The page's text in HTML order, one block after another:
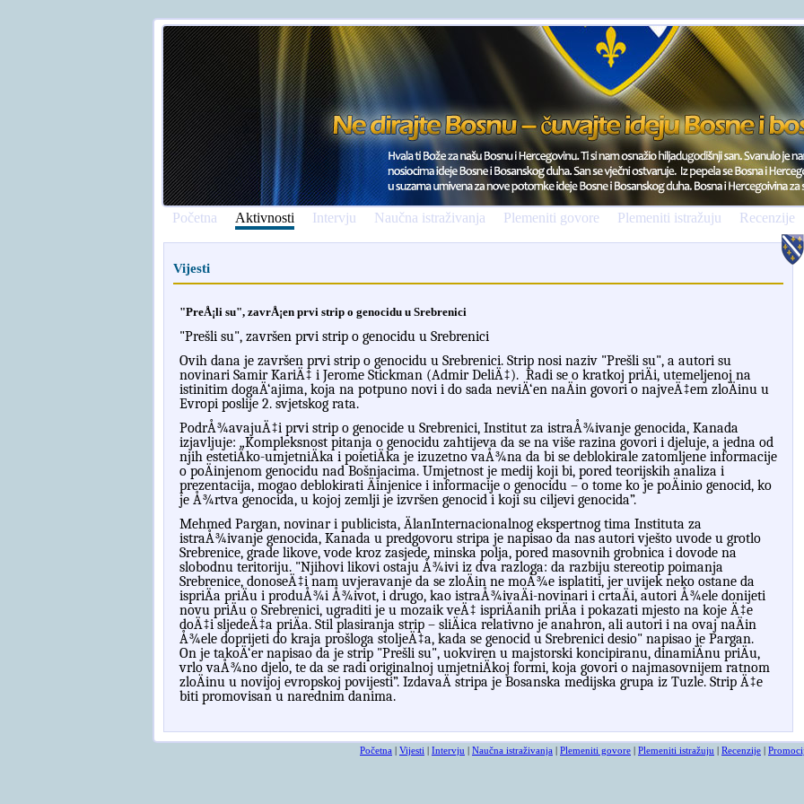
Početna Aktivnosti Intervju Naučna istraživanja Plemeniti govore Plemeniti istražuju Recenzije
Vijesti
"PreÅ¡li su", zavrÅ¡en prvi strip o genocidu u Srebrenici
"Prešli su", završen prvi strip o genocidu u Srebrenici
Ovih dana je završen prvi strip o genocidu u Srebrenici. Strip nosi naziv "Prešli su", a autori su
novinari Samir KariÄ‡ i Jerome Stickman (Admir DeliÄ‡). Radi se o kratkoj priÄi, utemeljenoj na
istinitim dogaÄ‘ajima, koja na potpuno novi i do sada neviÄ‘en naÄin govori o najveÄ‡em zloÄinu u
Evropi poslije 2. svjetskog rata.
PodrÅ¾avajuÄ‡i prvi strip o genocide u Srebrenici, Institut za istraÅ¾ivanje genocida, Kanada
izjavljuje: „Kompleksnost pitanja o genocidu zahtijeva da se na više razina govori i djeluje, a jedna od
njih estetiÄko-umjetniÄka i poietiÄka je izuzetno vaÅ¾na da bi se deblokirale zatomljene informacije
o poÄinjenom genocidu nad Bošnjacima. Umjetnost je medij koji bi, pored teorijskih analiza i
prezentacija, mogao deblokirati Äinjenice i informacije o genocidu – o tome ko je poÄinio genocid, ko
je Å¾rtva genocida, u kojoj zemlji je izvršen genocid i koji su ciljevi genocida”.
Mehmed Pargan, novinar i publicista, ÄlanInternacionalnog ekspertnog tima Instituta za
istraÅ¾ivanje genocida, Kanada u predgovoru stripa je napisao da nas autori vješto uvode u grotlo
Srebrenice, grade likove,vode kroz zasjede, minska polja, pored masovnih grobnica i dovode na
slobodnu teritoriju. "Njihovi likovi ostajuÅ¾ivi iz dva razloga: da razbiju stereotip poimanja
Srebrenice, donoseÄ‡i nam uvjeravanje da se zloÄin ne moÅ¾e isplatiti, jer uvijek neko ostane da
ispriÄa priÄu i produÅ¾iÅ¾ivot, i drugo, kao istraÅ¾ivaÄi-novinari i crtaÄi, autoriÅ¾ele donijeti
novu priÄu o Srebrenici, ugraditi je u mozaik veÄ‡ ispriÄanih priÄa i pokazati mjesto na kojeÄ‡e
doÄ‡i sljedeÄ‡a priÄa. Stil plasiranja strip– sliÄica relativno je anahron, ali autori i na ovaj naÄin
Å¾ele doprijeti do kraja prošloga stoljeÄ‡a, kada se genocid u Srebrenici desio" napisao je Pargan.
On je takoÄ‘er napisao da je strip"Prešli su", uokviren u majstorski koncipiranu, dinamiÄnu priÄu,
vrlo vaÅ¾no djelo, te da se radi originalnoj umjetniÄkoj formi, koja govori o najmasovnijem ratnom
zloÄinu u novijoj evropskoj povijesti”. IzdavaÄ stripa je Bosanska medijska grupa iz Tuzle. StripÄ‡e
biti promovisan u narednim danima.
Početna Vijesti Intervju Naučna istraživanja Plemeniti govore Plemeniti istražuju Recenzije